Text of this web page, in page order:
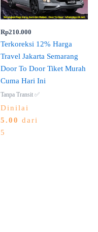
Rp210.000
Terkoreksi 12% Harga
Travel Jakarta Semarang
Door To Door Tiket Murah
Cuma Hari Ini
Tanpa Transit ✅
Dinilai
5.00 dari
5